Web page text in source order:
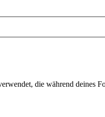
die während deines